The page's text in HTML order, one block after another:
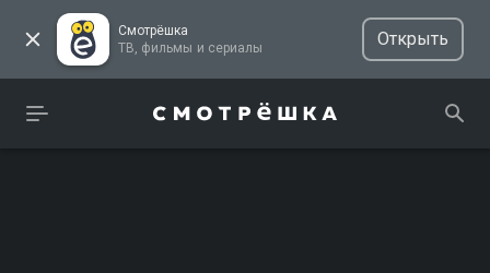
Смотрёшка
ТВ, фильмы и сериалы
Открыть